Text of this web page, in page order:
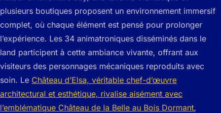
plusieurs boutiques proposent un environnement immersif
complet, où chaque élément est pensé pour prolonger
l’expérience. Les 34 animatroniques disséminés dans le
land participent à cette ambiance vivante, offrant aux
visiteurs des personnages mécaniques reproduits avec
soin. Le Château d’Elsa, véritable chef-d’œuvre
architectural et esthétique, rivalise aisément avec
l’emblématique Château de la Belle au Bois Dormant,